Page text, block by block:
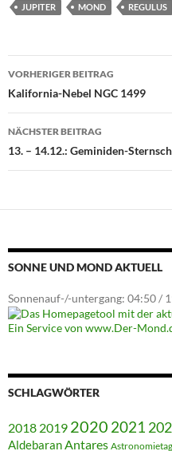
JUPITER MOND REGULUS
Beitragsnavigation
VORHERIGER BEITRAG
Kalifornia-Nebel NGC 1499
NÄCHSTER BEITRAG
13. – 14.12.: Geminiden-
SONNE UND MOND AKTUELL
Sonnenauf-/-untergang: 04:50 /
Ein Service von www.Der-
SCHLAGWÖRTER
2018 2019 2020 2021
AldebaranAntares Astronomietag